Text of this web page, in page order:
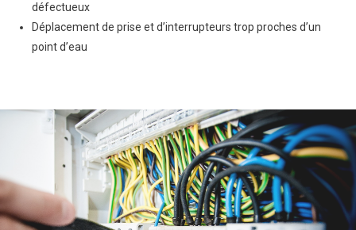
défectueux
Déplacement de prise et d’interrupteurs trop proches d’un
point d’eau